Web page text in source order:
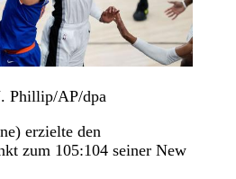
Phillip/AP/dpa
erzielte den
zum 105:104 seiner New